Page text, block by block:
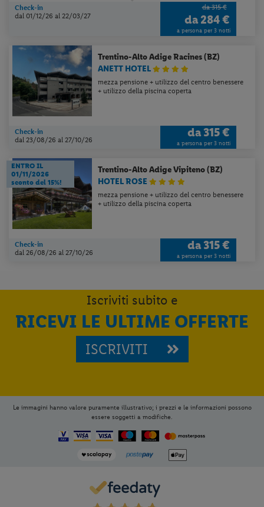
Check-in
dal 01/12/26al 22/03/27
da 315 €
da284 €
a persona per 3 notti
Trentino-Alto AdigeRacines (BZ)
ANETT HOTEL
mezza pensione + utilizzo del centro benessere
+ utilizzo della piscina coperta
Check-in
dal 23/08/26al 27/10/26
da315 €
a persona per 3 notti
Trentino-Alto AdigeVipiteno (BZ)
HOTEL ROSE
mezza pensione + utilizzo del centro benessere
+ utilizzo della piscina coperta
ENTRO IL
01/11/2026
sconto del 15%!
Check-in
dal 26/08/26al 27/10/26
da315 €
a persona per 3 notti
Iscriviti subito e
RICEVI LE ULTIME OFFERTE
ISCRIVITI
Le immagini hanno valore puramente illustrativo; i prezzi e le informazioni possono
essere soggetti a modifiche.
Per aggiungereLidl Viaggi
Home, apri il menu opzioni evidenziato